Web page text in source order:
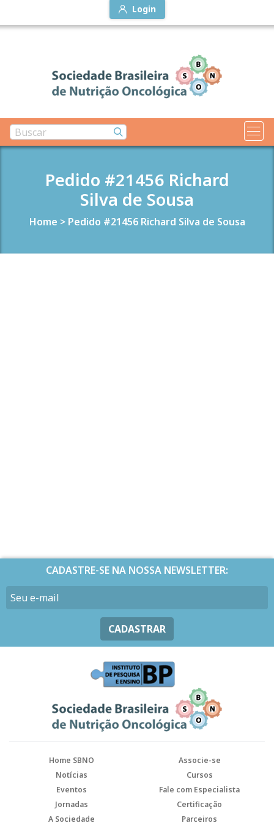
Login
Pedido #21456 Richard
Silva de Sousa
Home > Pedido #21456 Richard Silva de Sousa
CADASTRE-SE NA NOSSA NEWSLETTER:
CADASTRAR
Home SBNO
Associe-se
Notícias
Cursos
Eventos
Fale com Especialista
Jornadas
Certificação
A Sociedade
Parceiros